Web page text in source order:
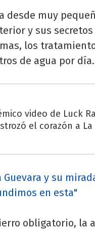
desde muy
y sus
los
de agua por día.
video de Luck
el corazón a La
Guevara y su
en esta"
obligatorio, la